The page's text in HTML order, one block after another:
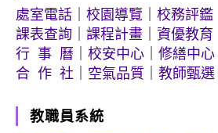
處室電話
校園導覽
校務評鑑
課表查詢
課程計畫
資優教育
行 事 曆
校安中心
修繕中心
合 作 社
空氣品質 教師甄選
教職員系統